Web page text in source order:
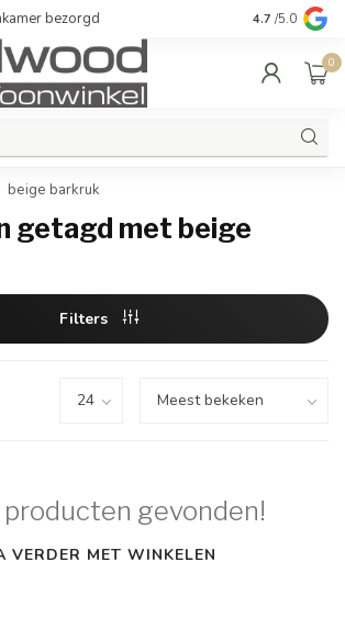
bezorgd Kwaliteit &
4.7 /5.0
0
beige barkruk
getagd met beige
Filters
producten gevonden!
VERDER MET WINKELEN